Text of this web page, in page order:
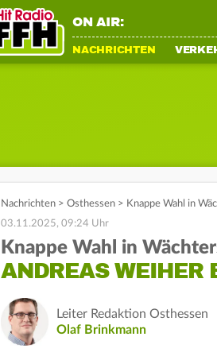
ON AIR:
NACHRICHTEN
Nachrichten > Osthessen > Knappe Wahl in
03.11.2025, 09:24 Uhr
Knappe Wahl in
ANDREAS WEIHER
Leiter Redaktion Osthessen
Olaf Brinkmann